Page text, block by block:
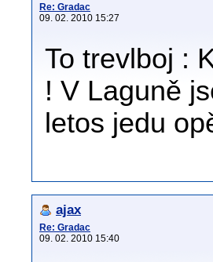
Re: Gradac
09. 02. 2010 15:27
To trevlboj :
! V Laguně
letos jedu
ajax
Re: Gradac
09. 02. 2010 15:40